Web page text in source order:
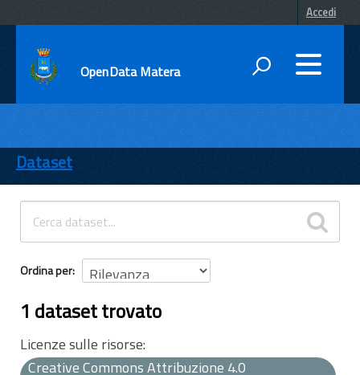
Accedi
OpenData Matera
ENTI
TEMI
INFORMAZIONI
Dataset
Ordina per
1 dataset trovato
Licenze sulle risorse:
Creative Commons Attribuzione 4.0